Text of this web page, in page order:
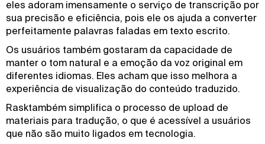
eles adoram imensamente o serviço de transcrição por
sua precisão e eficiência, pois ele os ajuda a converter
perfeitamente palavras faladas em texto escrito.
Os usuários também gostaram da capacidade de
manter o tom natural e a emoção da voz original em
diferentes idiomas. Eles acham que isso melhora a
experiência de visualização do conteúdo traduzido.
Rasktambém simplifica o processo de upload de
materiais para tradução, o que é acessível a usuários
que não são muito ligados em tecnologia.